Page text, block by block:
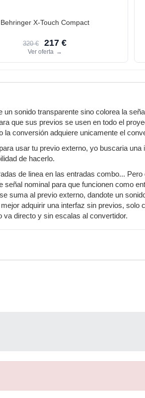
Behringer X-Touch Compact
320 € 217 €
Ver oferta →
sonido transparente sino colorea la
que sus previos se usen en todo el
conversión adquiere unicamente el
usar tu previo externo, yo buscaria
de hacerlo.
de linea en las entradas combo...
señal nominal para que funcionen como
suma al previo externo, dandote un
adquirir una interfaz sin previos, solo
va directo y sin escalas al convertidor.